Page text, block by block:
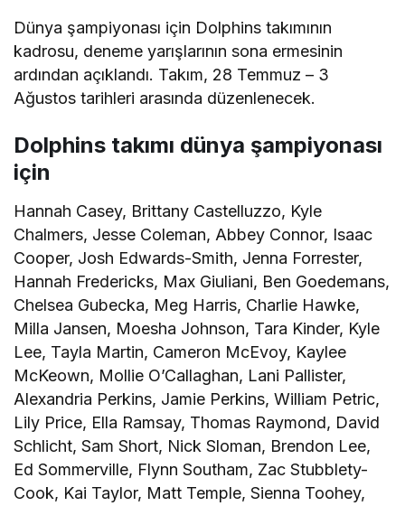
Dünya şampiyonası için Dolphins takımının
kadrosu, deneme yarışlarının sona ermesinin
ardından açıklandı. Takım, 28 Temmuz – 3
Ağustos tarihleri arasında düzenlenecek.
Dolphins takımı dünya şampiyonası
için
Hannah Casey, Brittany Castelluzzo, Kyle
Chalmers, Jesse Coleman, Abbey Connor, Isaac
Cooper, Josh Edwards-Smith, Jenna Forrester,
Hannah Fredericks, Max Giuliani, Ben Goedemans,
Chelsea Gubecka, Meg Harris, Charlie Hawke,
Milla Jansen, Moesha Johnson, Tara Kinder, Kyle
Lee, Tayla Martin, Cameron McEvoy, Kaylee
McKeown, Mollie O’Callaghan, Lani Pallister,
Alexandria Perkins, Jamie Perkins, William Petric,
Lily Price, Ella Ramsay, Thomas Raymond, David
Schlicht, Sam Short, Nick Sloman, Brendon Lee,
Ed Sommerville, Flynn Southam, Zac Stubblety-
Cook, Kai Taylor, Matt Temple, Sienna Toohey,